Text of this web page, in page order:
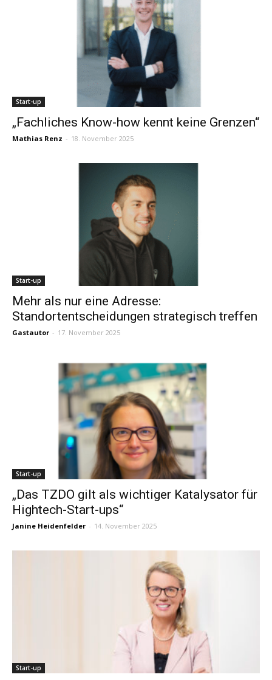
Start-up
„Fachliches Know-how kennt keine Grenzen“
Mathias Renz - 18. November 2025
Start-up
Mehr als nur eine Adresse:
Standortentscheidungen strategisch treffen
Gastautor - 17. November 2025
Start-up
„Das TZDO gilt als wichtiger Katalysator für
Hightech-Start-ups“
Janine Heidenfelder - 14. November 2025
Start-up